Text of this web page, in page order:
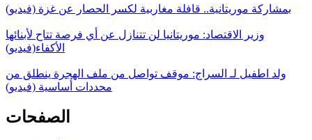
بمشاركة موريتانية.. قافلة مغاربية لكسر الحصار عن غزة (فيديو)
وزير الاقتصاد: موريتانيا لن تتنازل عن أي فرصة تتاح لأبنائها
الأكفاء(فيديو)
ولد اطفيل لـ السراج: موقف تواصل من ملف الهجرة ينطلق من
محددات أساسية (فيديو)
الصفحات